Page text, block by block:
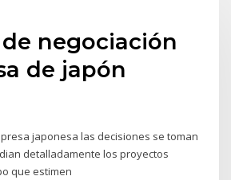
negociación
de japón
japonesa las decisiones se toman
detalladamente los proyectos
que estimen